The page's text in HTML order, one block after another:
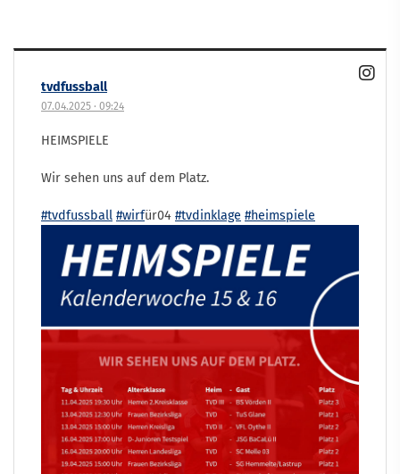
tvdfussball
07.04.2025 · 09:24
HEIMSPIELE
Wir sehen uns auf dem Platz.
#tvdfussball #wirfür04 #tvdinklage #heimspiele